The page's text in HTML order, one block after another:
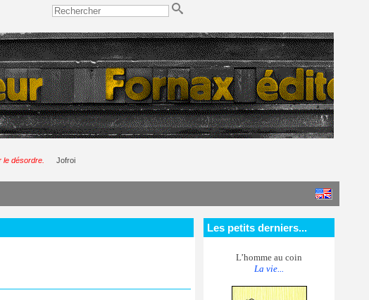
désordre. Jofroi
Les petits derniers...
L’homme au coin
La vie...